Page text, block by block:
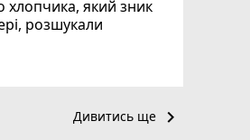
хлопчика, який зник
розшукали
Дивитись ще keyboard_arrow_right